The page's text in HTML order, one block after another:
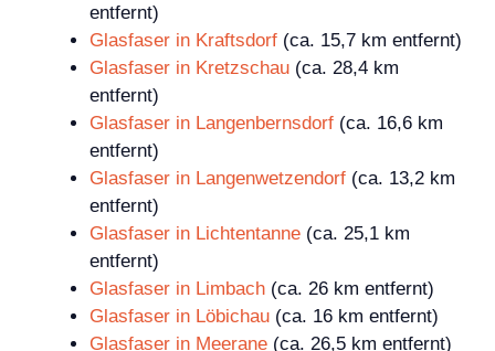
entfernt)
Glasfaser in Kraftsdorf (ca. 15,7 km entfernt)
Glasfaser in Kretzschau (ca. 28,4 km
entfernt)
Glasfaser in Langenbernsdorf (ca. 16,6 km
entfernt)
Glasfaser in Langenwetzendorf (ca. 13,2 km
entfernt)
Glasfaser in Lichtentanne (ca. 25,1 km
entfernt)
Glasfaser in Limbach (ca. 26 km entfernt)
Glasfaser in Löbichau (ca. 16 km entfernt)
Glasfaser in Meerane (ca. 26,5 km entfernt)